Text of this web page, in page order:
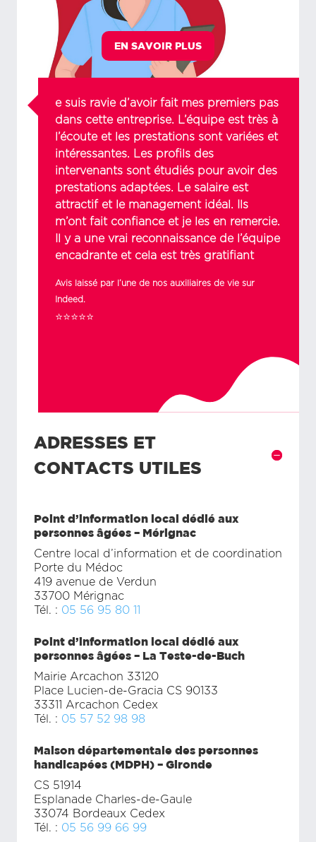
EN SAVOIR PLUS
e suis ravie d’avoir fait mes premiers pas
dans cette entreprise. L’équipe est très à
l’écoute et les prestations sont variées et
intéressantes. Les profils des
intervenants sont étudiés pour avoir des
prestations adaptées. Le salaire est
attractif et le management idéal. Ils
m’ont fait confiance et je les en remercie.
Il y a une vrai reconnaissance de l’équipe
encadrante et cela est très gratifiant
Avis laissé par l’une de nos auxiliaires de vie sur
Indeed.
⭐⭐⭐⭐⭐
ADRESSES ET
CONTACTS UTILES
Point d’information local dédié aux
personnes âgées – Mérignac
Centre local d’information et de coordination
Porte du Médoc
419 avenue de Verdun
33700 Mérignac
Tél. : 05 56 95 80 11
Point d’information local dédié aux
personnes âgées – La Teste-de-Buch
Mairie Arcachon 33120
Place Lucien-de-Gracia CS 90133
33311 Arcachon Cedex
Tél. : 05 57 52 98 98
Maison départementale des personnes
handicapées (MDPH) – Gironde
CS 51914
Esplanade Charles-de-Gaule
33074 Bordeaux Cedex
Tél. : 05 56 99 66 99